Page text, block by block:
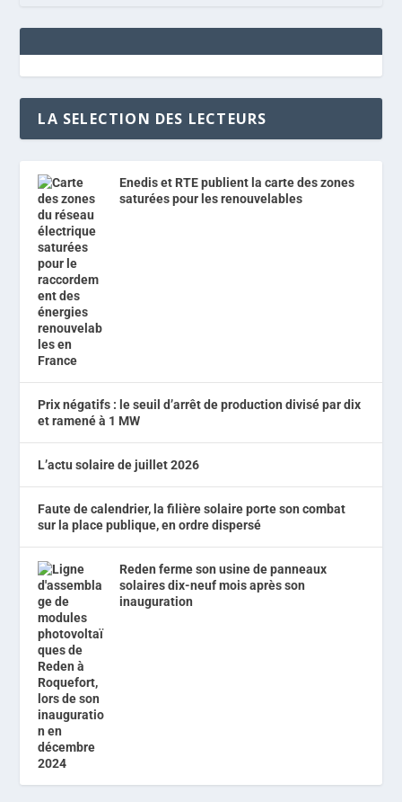
LA SELECTION DES LECTEURS
Enedis et RTE publient la carte des zones
saturées pour les renouvelables
Prix négatifs : le seuil d’arrêt de production divisé par dix
et ramené à 1 MW
L’actu solaire de juillet 2026
Faute de calendrier, la filière solaire porte son combat
sur la place publique, en ordre dispersé
Reden ferme son usine de panneaux
solaires dix-neuf mois après son
inauguration